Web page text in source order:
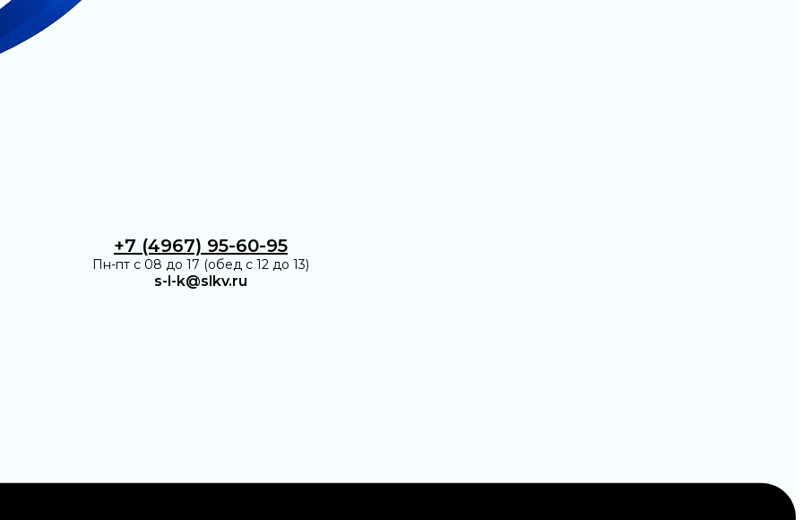
+7 (4967) 95-60-95
Пн-пт с 08 до 17 (обед с 12 до 13)
s-l-k@slkv.ru